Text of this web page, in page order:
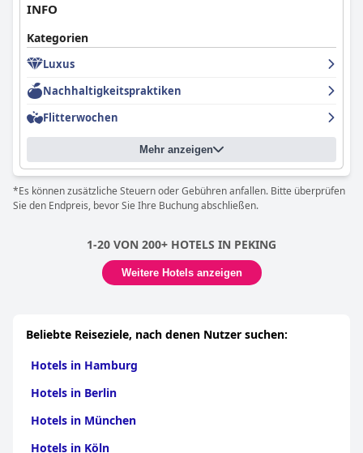
INFO
Kategorien
Luxus
Nachhaltigkeitspraktiken
Flitterwochen
Mehr anzeigen
*Es können zusätzliche Steuern oder Gebühren anfallen. Bitte überprüfen
Sie den Endpreis, bevor Sie Ihre Buchung abschließen.
1-20 VON 200+ HOTELS IN PEKING
Weitere Hotels anzeigen
Beliebte Reiseziele, nach denen Nutzer suchen:
Hotels in Hamburg
Hotels in Berlin
Hotels in München
Hotels in Köln